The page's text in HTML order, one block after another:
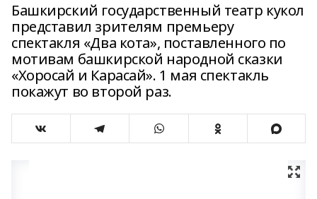
Башкирский государственный театр кукол
представил зрителям премьеру
спектакля «Два кота», поставленного по
мотивам башкирской народной сказки
«Хоросай и Карасай». 1 мая спектакль
покажут во второй раз.